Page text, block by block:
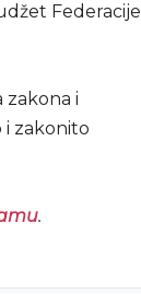
Federacije
zakona i
i zakonito
.